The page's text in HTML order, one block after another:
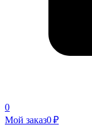
0
Мой заказ0 ₽